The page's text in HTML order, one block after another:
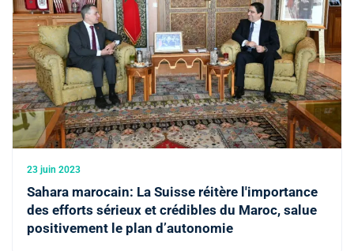
23 juin 2023
Sahara marocain: La Suisse réitère l'importance
des efforts sérieux et crédibles du Maroc, salue
positivement le plan d’autonomie